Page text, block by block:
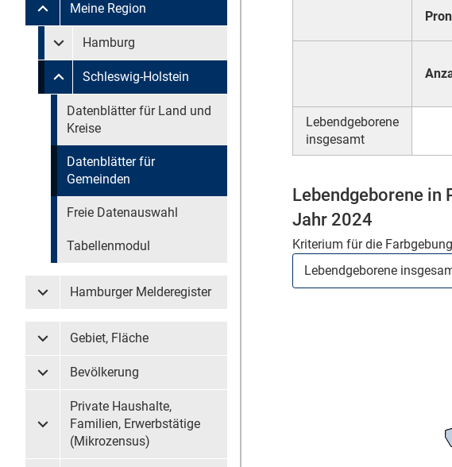
Untermenü Meine Region
Meine Region
Untermenü überspringen
Untermenü Meine Region Hamburg
Hamburg
Untermenü Meine Region Schleswig-Holstein
Schleswig-Holstein
Untermenü überspringen
Datenblätter für Land und
Kreise
Datenblätter für
Gemeinden
Freie Datenauswahl
Tabellenmodul
Untermenü Hamburger Melderegister
Hamburger Melderegister
Untermenü Gebiet, Fläche
Gebiet, Fläche
Untermenü Bevölkerung
Bevölkerung
Untermenü Private Haushalte, Familien, Erwerbstätige (Mikrozensus)
Private Haushalte,
Familien, Erwerbstätige
(Mikrozensus)
Lebendgeborene
insgesamt
Lebendgeborene in
Jahr 2024
Kriterium für die